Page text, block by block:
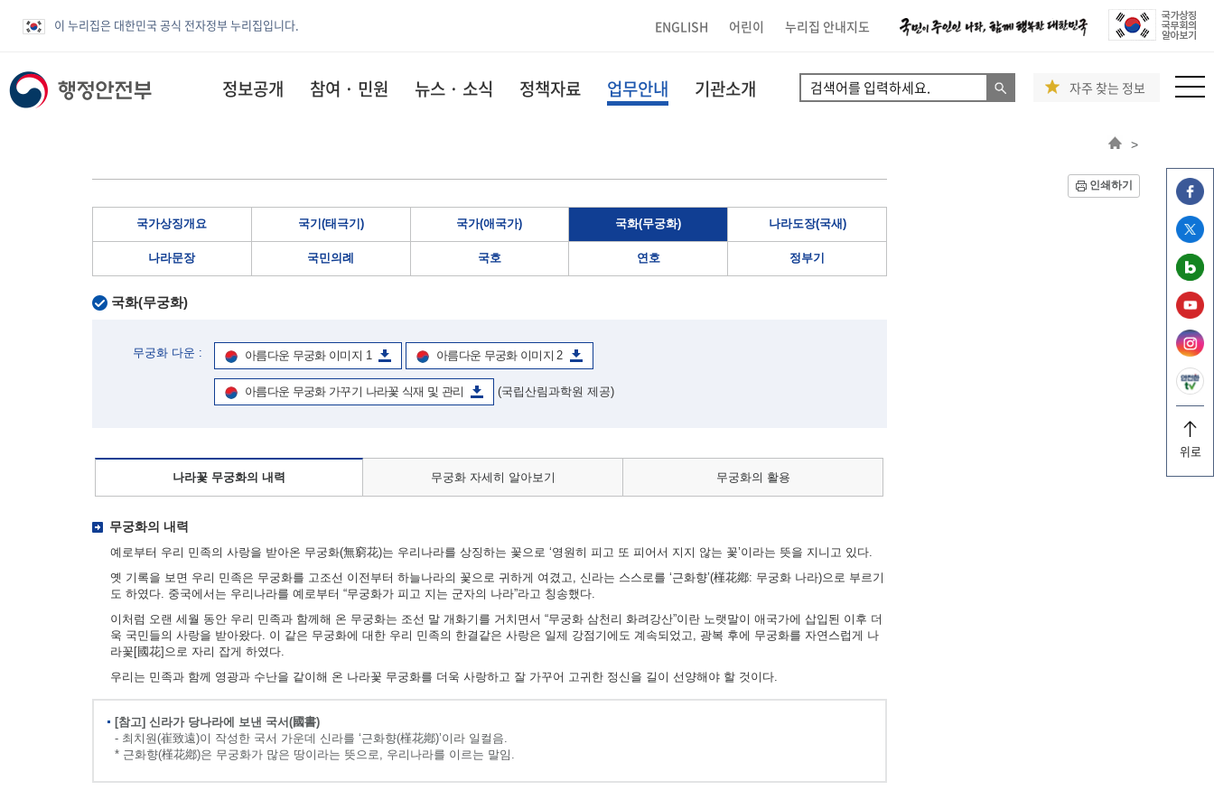
이 누리집은 대한민국 공식 전자정부 누리집입니다. ENGLISH 어린이 누리집 안내지도
위로
정보공개 참여 · 민원 뉴스 · 소식 정책자료 업무안내 기관소개 자주 찾는 정보
>
인쇄하기
국가상징개요 국기(태극기) 국가(애국가) 국화(무궁화) 나라도장(국새)
나라문장 국민의례 국호 연호 정부기
국화(무궁화)
무궁화 다운 : 아름다운 무궁화 이미지 1 아름다운 무궁화 이미지 2
아름다운 무궁화 가꾸기 나라꽃 식재 및 관리 (국립산림과학원 제공)
나라꽃 무궁화의 내력 무궁화 자세히 알아보기 무궁화의 활용
무궁화의 내력
예로부터 우리 민족의 사랑을 받아온 무궁화(無窮花)는 우리나라를 상징하는 꽃으로 ‘영원히 피고 또 피어서 지지 않는 꽃’이라는 뜻을 지니고 있다.
옛 기록을 보면 우리 민족은 무궁화를 고조선 이전부터 하늘나라의 꽃으로 귀하게 여겼고, 신라는 스스로를 ‘근화향’(槿花鄕: 무궁화 나라)으로 부르기
도 하였다. 중국에서는 우리나라를 예로부터 “무궁화가 피고 지는 군자의 나라”라고 칭송했다.
이처럼 오랜 세월 동안 우리 민족과 함께해 온 무궁화는 조선 말 개화기를 거치면서 “무궁화 삼천리 화려강산”이란 노랫말이 애국가에 삽입된 이후 더
욱 국민들의 사랑을 받아왔다. 이 같은 무궁화에 대한 우리 민족의 한결같은 사랑은 일제 강점기에도 계속되었고, 광복 후에 무궁화를 자연스럽게 나
라꽃[國花]으로 자리 잡게 하였다.
우리는 민족과 함께 영광과 수난을 같이해 온 나라꽃 무궁화를 더욱 사랑하고 잘 가꾸어 고귀한 정신을 길이 선양해야 할 것이다.
[참고] 신라가 당나라에 보낸 국서(國書)
- 최치원(崔致遠)이 작성한 국서 가운데 신라를 ‘근화향(槿花鄕)’이라 일컬음.
* 근화향(槿花鄕)은 무궁화가 많은 땅이라는 뜻으로, 우리나라를 이르는 말임.